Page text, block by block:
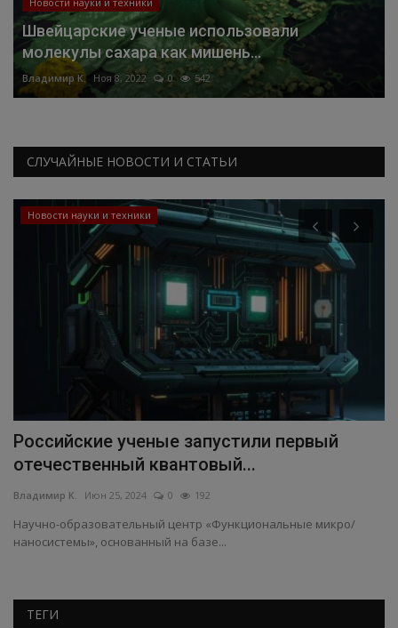
Швейцарские ученые использовали
молекулы сахара как мишень...
Владимир К. Ноя 8, 2022 0 542
СЛУЧАЙНЫЕ НОВОСТИ И СТАТЬИ
Новости науки и техники
Российские ученые запустили первый
отечественный квантовый...
Владимир К. Июн 25, 2024 0 192
Научно-образовательный центр «Функциональные микро/
наносистемы», основанный на базе...
ТЕГИ